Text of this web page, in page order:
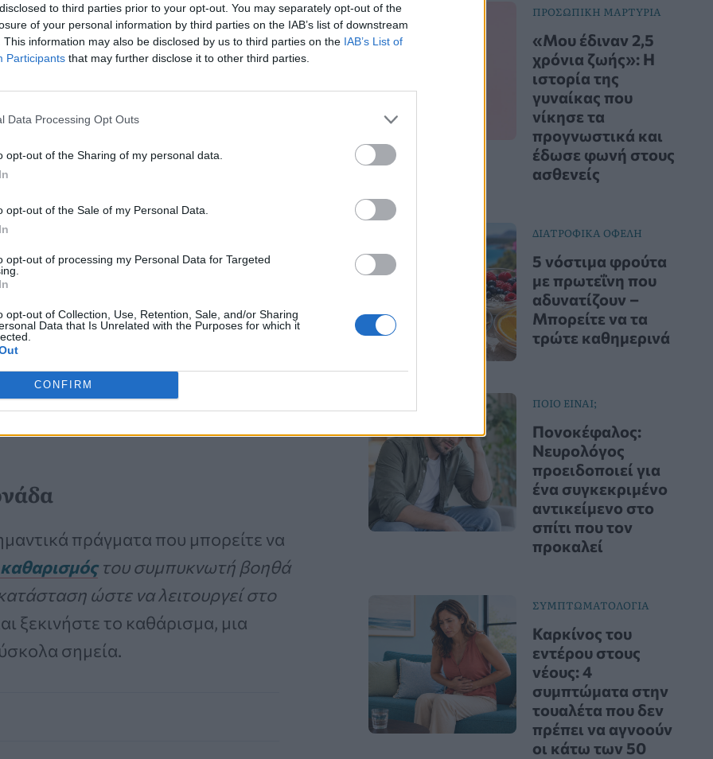
to third parties prior to your opt-out. You may separately opt-out of the
of your personal information by third parties on the IAB’s list of downstream
This information may also be disclosed by us to third parties on the IAB’s List of
Participants that may further disclose it to other third parties.
Data Processing Opt Outs
opt-out of the Sharing of my personal data.
opt-out of the Sale of my Personal Data.
opt-out of processing my Personal Data for Targeted
opt-out of Collection, Use, Retention, Sale, and/or Sharing
Data that Is Unrelated with the Purposes for which it
CONFIRM
LG, μοιράστηκε στο
σας δροσερό
το air condition πιο οικονομικό και
πολίτες να ακολουθούν πιστά
πράγματα που μπορείτε να
καθαρισμόςτου συμπυκνωτή βοηθά
ώστε να λειτουργεί στο
ξεκινήστε το καθάρισμα, μια
σημεία.
ΠΡΟΣΩΠΙΚΗ ΜΑΡΤΥΡΙΑ
«Μου έδιναν 2,5
χρόνια ζωής»: Η
ιστορία της
γυναίκας που
νίκησε τα
προγνωστικά και
έδωσε φωνή στους
ασθενείς
ΔΙΑΤΡΟΦΙΚΑ ΟΦΕΛΗ
5 νόστιμα φρούτα
με πρωτεΐνη που
αδυνατίζουν –
Μπορείτε να τα
τρώτε καθημερινά
ΠΟΙΟ ΕΙΝΑΙ;
Πονοκέφαλος:
Νευρολόγος
προειδοποιεί για
ένα συγκεκριμένο
αντικείμενο στο
σπίτι που τον
προκαλεί
ΣΥΜΠΤΩΜΑΤΟΛΟΓΙΑ
Καρκίνος του
εντέρου στους
νέους: 4
συμπτώματα στην
τουαλέτα που δεν
πρέπει να αγνοούν
οι κάτω των 50